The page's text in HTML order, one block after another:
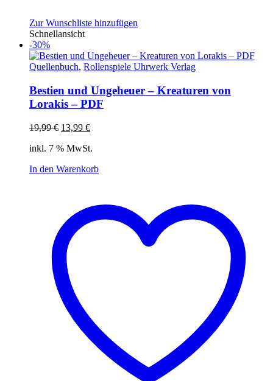
Zur Wunschliste hinzufügen
Schnellansicht
-30%
Quellenbuch, Rollenspiele Uhrwerk Verlag
Bestien und Ungeheuer – Kreaturen von
Lorakis – PDF
19,99€ Ursprünglicher
war:
13,99 €Aktueller
ist:
inkl. 7 % MwSt.
In den Warenkorb